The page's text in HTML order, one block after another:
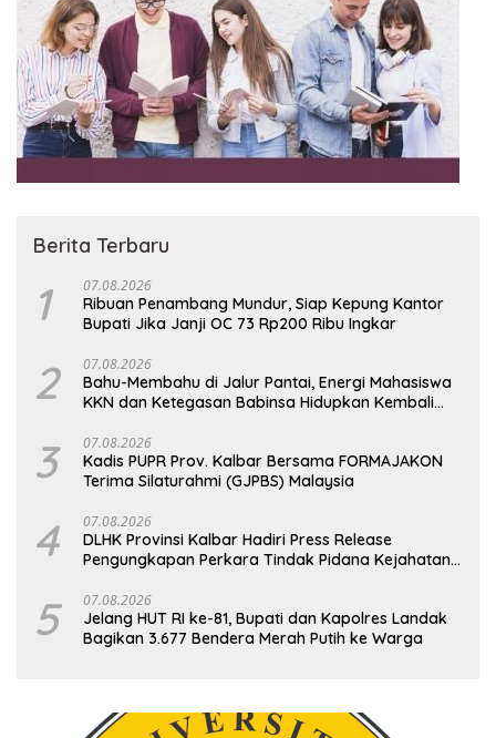
Berita Terbaru
1 07.08.2026
Ribuan Penambang Mundur, Siap Kepung Kantor
Bupati Jika Janji OC 73 Rp200 Ribu Ingkar
2 07.08.2026
Bahu-Membahu di Jalur Pantai, Energi Mahasiswa
KKN dan Ketegasan Babinsa Hidupkan Kembali
3 07.08.2026
Kadis PUPR Prov. Kalbar Bersama FORMAJAKON
Terima Silaturahmi (GJPBS) Malaysia
4 07.08.2026
DLHK Provinsi Kalbar Hadiri Press Release
Pengungkapan Perkara Tindak Pidana Kejahatan
5 07.08.2026
Jelang HUT RI ke-81, Bupati dan Kapolres Landak
Bagikan 3.677 Bendera Merah Putih ke Warga